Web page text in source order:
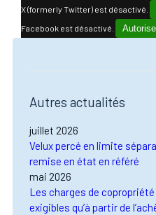
X (formerly Twitter) est désactivé.
Facebook est désactivé.
Autres actualités
juillet 2026
Velux percé en limite
remise en état en référé
mai 2026
Les charges de copropriété
exigibles qu’à partir de